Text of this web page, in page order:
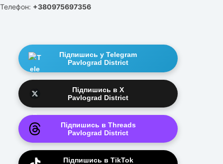
Телефон: +380975697356
Підпишись у Telegram
Pavlograd District
Підпишись в X
Pavlograd District
Підпишись в Threads
Pavlograd District
Підпишись в TikTok